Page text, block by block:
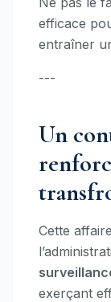
efficace
entraîner
---
Un
Cette
exerçant